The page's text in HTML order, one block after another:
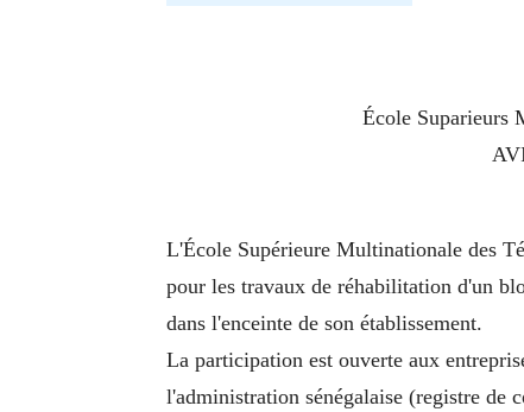
École Suparieurs
L'École Supérieure Multinationale des
pour les travaux de réhabilitation d'un
dans l'enceinte de son établissement.
La participation est ouverte aux
l'administration sénégalaise (registre